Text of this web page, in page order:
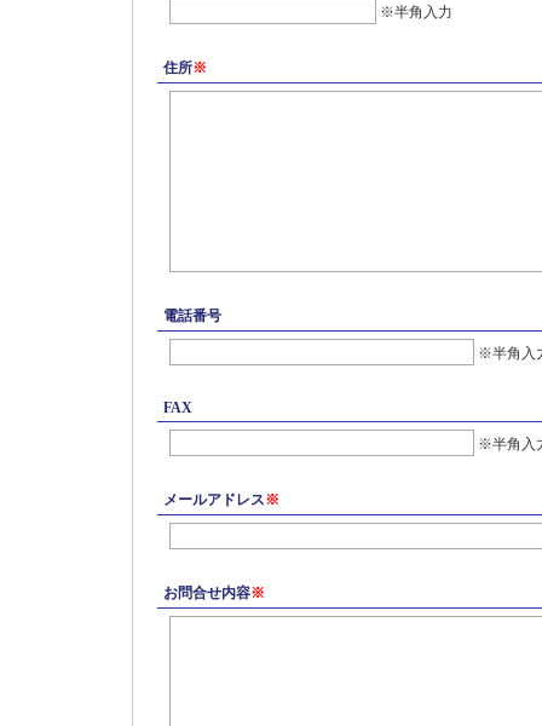
※半角入力
住所※
電話番号
※半角入
FAX
※半角入
メールアドレス※
お問合せ内容※